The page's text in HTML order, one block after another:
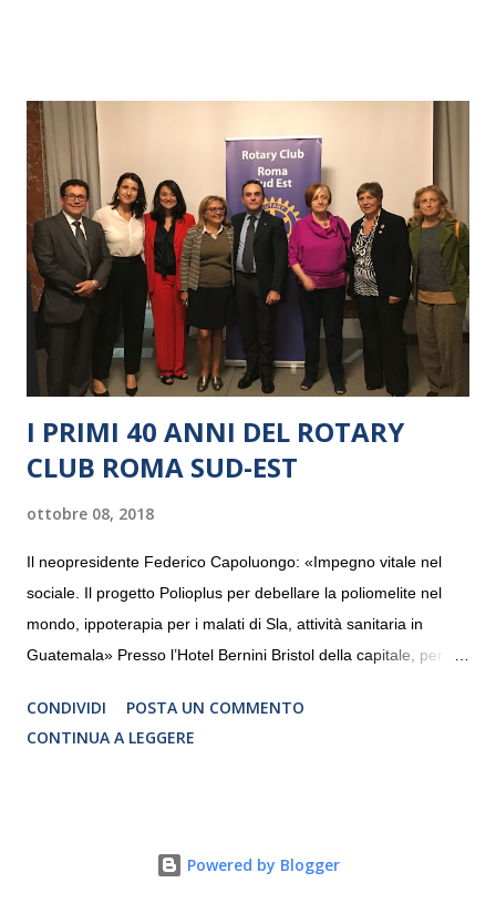
I PRIMI 40 ANNI DEL ROTARY
CLUB ROMA SUD-EST
ottobre 08, 2018
Il neopresidente Federico Capoluongo: «Impegno vitale nel
sociale. Il progetto Polioplus per debellare la poliomelite nel
mondo, ippoterapia per i malati di Sla, attività sanitaria in
Guatemala» Presso l’Hotel Bernini Bristol della capitale, per la
programmazione del Rotary Club Roma Sud-Est che festeggia
i quaranta anni di attività. Un’occasione per raccontare al
riguardano sia il territorio che le missioni all’estero in paesi in
CONDIVIDI
POSTA UN COMMENTO
CONTINUA A LEGGERE
Powered by Blogger